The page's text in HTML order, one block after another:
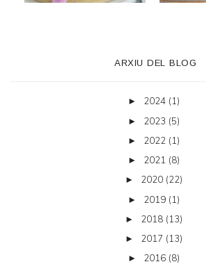
ARXIU DEL BLOG
► 2024 (1)
► 2023 (5)
► 2022 (1)
► 2021 (8)
► 2020 (22)
► 2019 (1)
► 2018 (13)
► 2017 (13)
► 2016 (8)